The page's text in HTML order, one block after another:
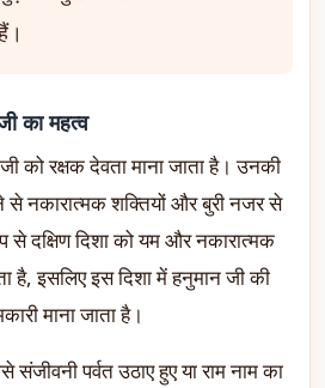
का महत्व
को रक्षक देवता माना जाता है। उनकी
से नकारात्मक शक्तियों और बुरी नजर से
से दक्षिण दिशा को यम और नकारात्मक
है, इसलिए इस दिशा में हनुमान जी की
माना जाता है।
पर्वत उठाए हुए या राम नाम का